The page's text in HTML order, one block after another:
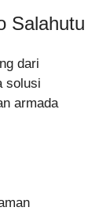
Salahutu
dari
solusi
armada